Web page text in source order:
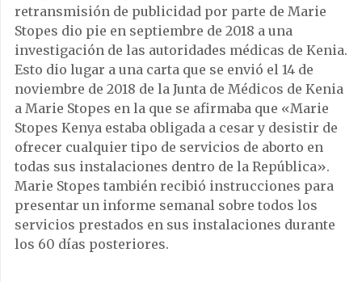
retransmisión de publicidad por parte de Marie
Stopes dio pie en septiembre de 2018 a una
investigación de las autoridades médicas de Kenia.
Esto dio lugar a una carta que se envió el 14 de
noviembre de 2018 de la Junta de Médicos de Kenia
a Marie Stopes en la que se afirmaba que «Marie
Stopes Kenya estaba obligada a cesar y desistir de
ofrecer cualquier tipo de servicios de aborto en
todas sus instalaciones dentro de la República».
Marie Stopes también recibió instrucciones para
presentar un informe semanal sobre todos los
servicios prestados en sus instalaciones durante
los 60 días posteriores.